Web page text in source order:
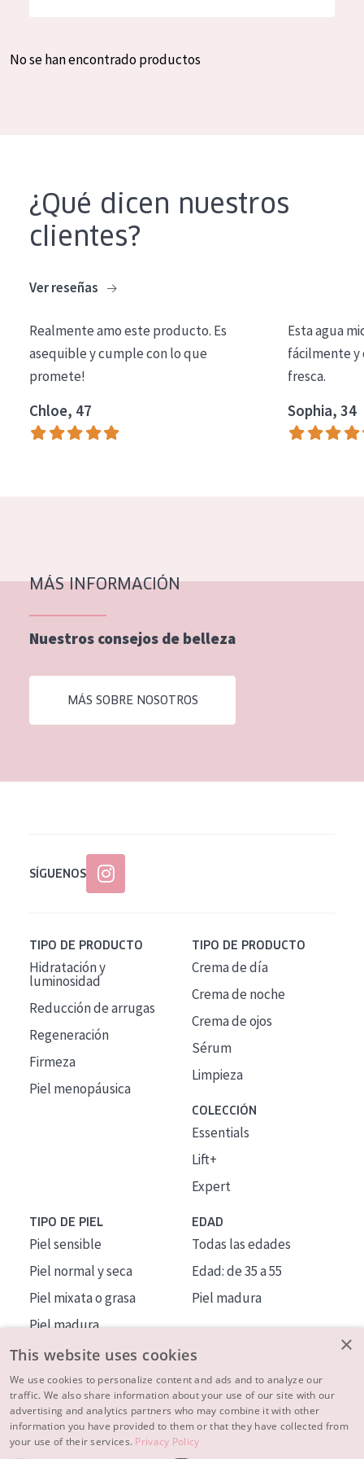
Crema de día
Crema de noche
Limpieza
COLECCIÓN
Essentials
Lift+
Piel normal y seca
Piel mixata o grasa
Piel madura
Piel expuesta al sol
Piel menopáusica
Todas las edades
Spanish
No se han encontrado productos
¿Qué dicen nuestros
clientes?
Ver reseñas
Realmente amo este producto. Es
asequible y cumple con lo que
promete!
Chloe, 47
Esta agua
fácilmente y
fresca.
Sophia, 34
MÁS INFORMACIÓN
Nuestros consejos de belleza
MÁS SOBRE NOSOTROS
SÍGUENOS
TIPO DE PRODUCTO
Hidratación y
luminosidad
Reducción de arrugas
Regeneración
Firmeza
Piel menopáusica
TIPO DE PRODUCTO
Crema de día
Crema de noche
Crema de ojos
Sérum
Limpieza
COLECCIÓN
Essentials
Lift+
Expert
TIPO DE PIEL
Piel sensible
Piel normal y seca
Piel mixata o grasa
Piel madura
Piel expuesta al sol
Piel menopáusica
EDAD
Todas las edades
Edad: de 35 a 55
Piel madura
MÁS SOBRE NOSOTROS
INSPIRACIÓN
×
This website uses cookies
We use cookies to personalize content and ads and to analyze our
traffic. We also share information about your use of our site with our
advertising and analytics partners who may combine it with other
information you have provided to them or that they have collected from
your use of their services. Privacy Policy